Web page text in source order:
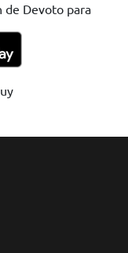
de Devoto para